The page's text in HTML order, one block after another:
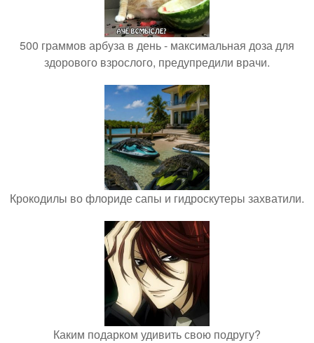
500 граммов арбуза в день - максимальная доза для
здорового взрослого, предупредили врачи.
Крокодилы во флориде сапы и гидроскутеры захватили.
Каким подарком удивить свою подругу?